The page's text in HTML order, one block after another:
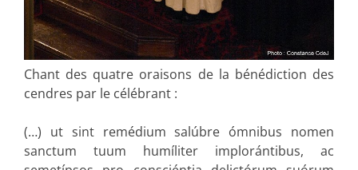
Chant des quatre oraisons de la bénédiction des
cendres par le célébrant :
(…) ut sint remédium salúbre ómnibus nomen
sanctum tuum humíliter implorántibus, ac